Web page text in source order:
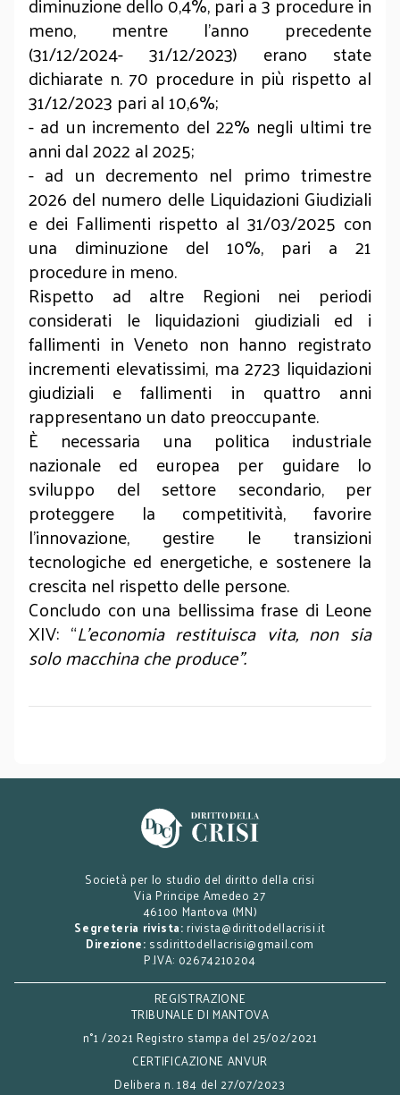
meno, mentre l’anno precedente
(31/12/2024- 31/12/2023) erano state
dichiarate n. 70 procedure in più rispetto al
31/12/2023 pari al 10,6%;
- ad un incremento del 22% negli ultimi tre
anni dal 2022 al 2025;
- ad un decremento nel primo trimestre
2026 del numero delle Liquidazioni Giudiziali
e dei Fallimenti rispetto al 31/03/2025 con
una diminuzione del 10%, pari a 21
procedure in meno.
Rispetto ad altre Regioni nei periodi
considerati le liquidazioni giudiziali ed i
fallimenti in Veneto non hanno registrato
incrementi elevatissimi, ma 2723 liquidazioni
giudiziali e fallimenti in quattro anni
rappresentano un dato preoccupante.
È necessaria una politica industriale
nazionale ed europea per guidare lo
sviluppo del settore secondario, per
proteggere la competitività, favorire
l'innovazione, gestire le transizioni
tecnologiche ed energetiche, e sostenere la
crescita nel rispetto delle persone.
Concludo con una bellissima frase di Leone
XIV: “L'economia restituisca vita, non sia
solo macchina che produce".
Società per lo studio del diritto della crisi
Via Principe Amedeo 27
46100 Mantova (MN)
Segreteria rivista: rivista@dirittodellacrisi.it
Direzione: ssdirittodellacrisi@gmail.com
P.IVA: 02674210204
REGISTRAZIONE
TRIBUNALE DI MANTOVA
n°1 /2021 Registro stampa del 25/02/2021
CERTIFICAZIONE ANVUR
Delibera n. 184 del 27/07/2023